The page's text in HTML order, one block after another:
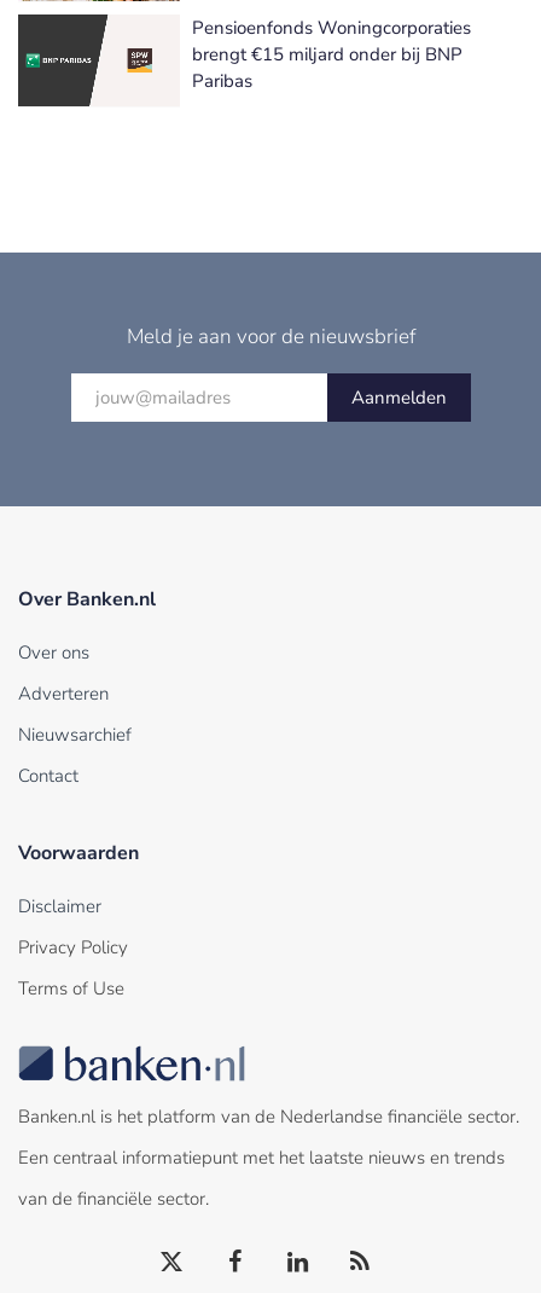
Pensioenfonds Woningcorporaties
brengt €15 miljard onder bij BNP
Paribas
Meld je aan voor de nieuwsbrief
Aanmelden
Over Banken.nl
Over ons
Adverteren
Nieuwsarchief
Contact
Voorwaarden
Disclaimer
Privacy Policy
Terms of Use
Banken.nl is het platform van de Nederlandse financiële sector.
Een centraal informatiepunt met het laatste nieuws en trends
van de financiële sector.